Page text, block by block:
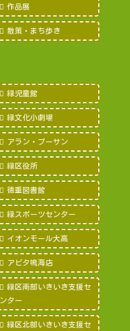
作品展
散策・まち歩き
緑児童館
緑文化小劇場
アラン・プーサン
緑区役所
徳重図書館
緑スポーツセンター
イオンモール大高
アピタ鳴海店
緑区南部いきいき支援セ
ンター
緑区北部いきいき支援セ